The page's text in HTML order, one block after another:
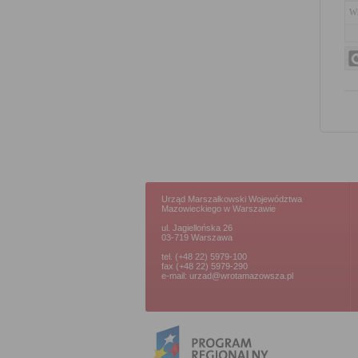
Urząd Marszałkowski Województwa
Mazowieckiego w Warszawie
ul. Jagiellońska 26
03-719 Warszawa
tel. (+48 22) 5979-100
fax (+48 22) 5979-290
e-mail: urzad@wrotamazowsza.pl